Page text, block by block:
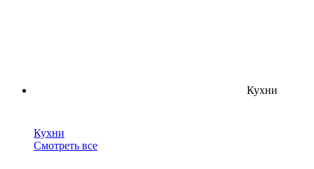
Кухни
Кухни
Смотреть все